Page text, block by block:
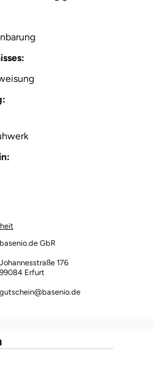
basenio.de GbR
Johannesstraße 176
99084 Erfurt
gutschein@basenio.de